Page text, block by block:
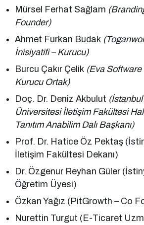
Mürsel Ferhat Sağlam
Founder)
Ahmet Furkan Budak
İnisiyatifi – Kurucu)
Burcu Çakır Çelik (Eva
Kurucu Ortak)
Doç. Dr. Deniz Akbulut (İstanbul
Üniversitesi İletişim Fakültesi
Tanıtım Anabilim Dalı Başkanı)
Prof. Dr. Hatice Öz Pektaş
İletişim Fakültesi Dekanı)
Dr. Özgenur Reyhan Güler
Öğretim Üyesi)
Özkan Yağız (PitGrowth – Co
Nurettin Turgut (E-Ticaret